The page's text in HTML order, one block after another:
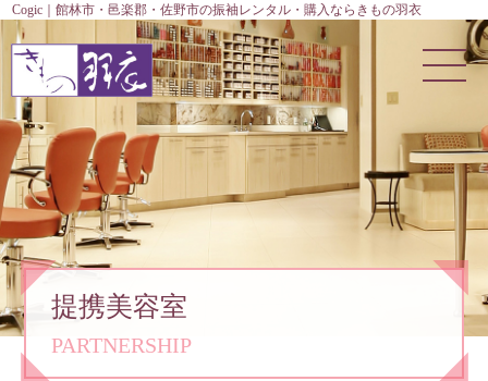
Cogic｜館林市・邑楽郡・佐野市の振袖レンタル・購入ならきもの羽衣
提携美容室
PARTNERSHIP